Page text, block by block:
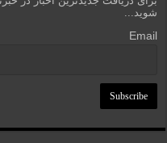
شوید...
Email